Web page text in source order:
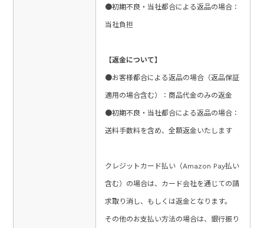
●初期不良・当社都合による返品の場合：
当社負担
【返金について】
●お客様都合による返品の場合（返品保証
適用の場合含む）：商品代金のみの返金
●初期不良・当社都合による返品の場合：
送料手数料を含め、全額返金いたします
クレジットカード払い（Amazon Pay払い
含む）の場合は、カード会社を通じての請
求取り消し、もしくは返金となります。
その他のお支払い方法の場合は、銀行振り